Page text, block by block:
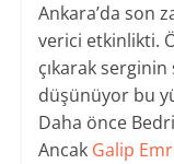
Ankara’da son
verici etkinlikti.
çıkarak
düşünüyor bu
Daha önce
Ancak Galip